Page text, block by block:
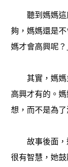
聽到媽媽這
夠，媽媽還是
媽才會高興呢？
其實，媽媽
高興才有的。
想，而不是為
故事後面，
很有智慧，她